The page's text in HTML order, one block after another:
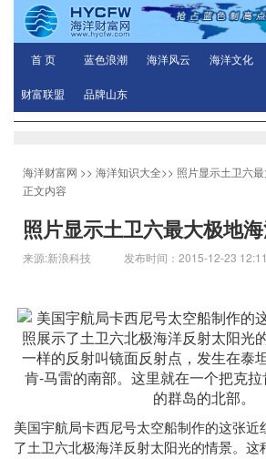
首 页 蓝色浪潮 海洋风云 海洋文化
财富联盟 品牌山东
海洋财富网 >> 海洋知识大全>> 照片显示土卫六
正文内容
照片显示土卫六最大极地
来源:新浪科技 发布时间：2015-12-23
美国宇航局卡西尼号太空船制作的这张近
了土卫六北极海洋反射太阳光的情景。这